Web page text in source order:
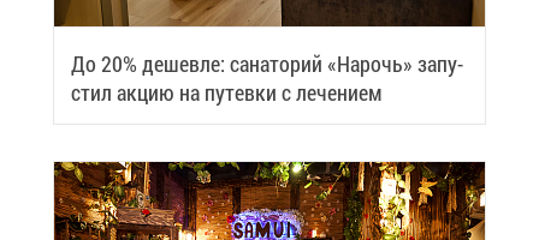
До 20% де­шев­ле: са­на­то­рий «На­рочь» за­пу­
стил ак­цию на пу­тев­ки с ле­че­ни­ем